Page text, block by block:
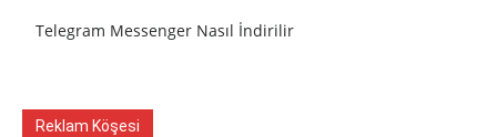
Telegram Messenger Nasıl İndirilir
Reklam Köşesi